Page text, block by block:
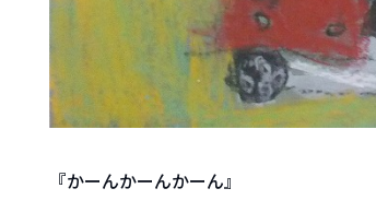
『かーんかーんかーん』